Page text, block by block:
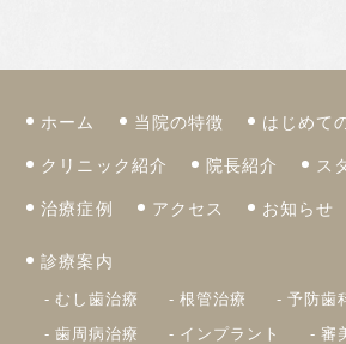
ホーム 当院の特徴 はじめて
クリニック紹介 院長紹介 ス
治療症例 アクセス お知らせ
診療案内
むし歯治療 根管治療 予防歯
歯周病治療 インプラント 審